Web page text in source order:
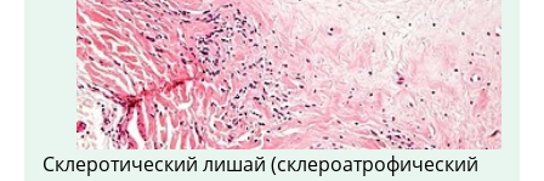
Склеротический лишай (склероатрофический